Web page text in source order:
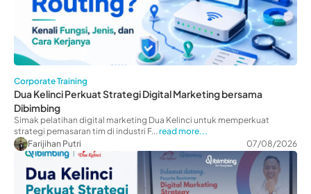
Corporate Training
Dua Kelinci Perkuat Strategi Digital Marketing bersama
Dibimbing
Simak pelatihan digital marketing Dua Kelinci untuk memperkuat
strategi pemasaran tim di industri F... read more...
Farijihan Putri
07/08/2026